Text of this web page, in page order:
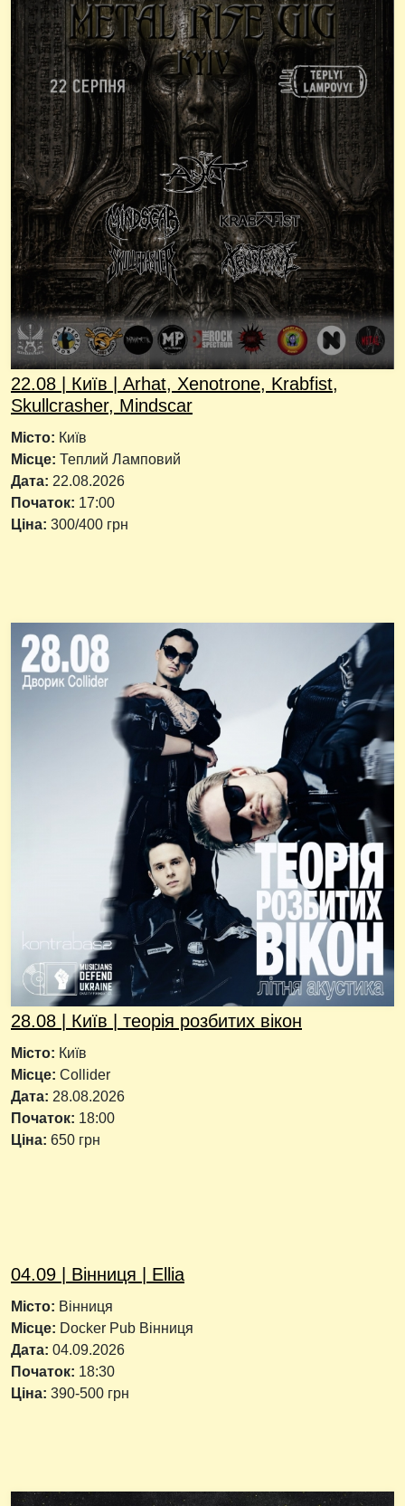
22.08 | Київ | Arhat, Xenotrone, Krabfist,
Skullcrasher, Mindscar
Місто: Київ
Місце: Теплий Ламповий
Дата: 22.08.2026
Початок: 17:00
Ціна: 300/400 грн
28.08 | Київ | теорія розбитих вікон
Місто: Київ
Місце: Collider
Дата: 28.08.2026
Початок: 18:00
Ціна: 650 грн
04.09 | Вінниця | Ellia
Місто: Вінниця
Місце: Docker Pub Вінниця
Дата: 04.09.2026
Початок: 18:30
Ціна: 390-500 грн